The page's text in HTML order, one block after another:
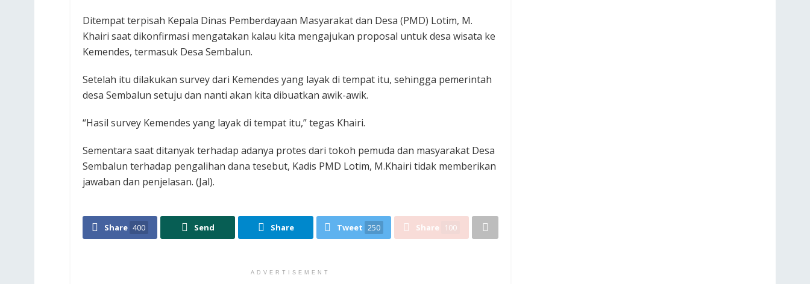
Ditempat terpisah Kepala Dinas Pemberdayaan Masyarakat dan Desa (PMD) Lotim, M.
Khairi saat dikonfirmasi mengatakan kalau kita mengajukan proposal untuk desa wisata ke
Kemendes, termasuk Desa Sembalun.
Setelah itu dilakukan survey dari Kemendes yang layak di tempat itu, sehingga pemerintah
desa Sembalun setuju dan nanti akan kita dibuatkan awik-awik.
“Hasil survey Kemendes yang layak di tempat itu,” tegas Khairi.
Sementara saat ditanyak terhadap adanya protes dari tokoh pemuda dan masyarakat Desa
Sembalun terhadap pengalihan dana tesebut, Kadis PMD Lotim, M.Khairi tidak memberikan
jawaban dan penjelasan. (Jal).
Share 400 Send Share Tweet 250 Share 100
ADVERTISEMENT